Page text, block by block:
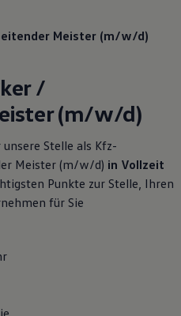
Meister (m/w/d)
/
(m/w/d)
Stelle als Kfz-
Meister (m/w/d) in Vollzeit
Punkte zur Stelle, Ihren
für Sie